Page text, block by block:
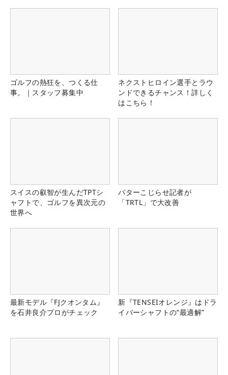
ゴルフの熱狂を、つくる仕
事。｜スタッフ募集中
ネクストヒロイン選手とラウ
ンドできるチャンス！詳しく
はこちら！
スイスの叡智が生んだTPTシ
ャフトで、ゴルフを異次元の
世界へ
パターこじらせ記者が
「TRTL」で大改善
最新モデル『FJクオンタム』
を石井良介プロがチェック
新『TENSEIオレンジ』はドラ
イバーシャフトの“最適解”